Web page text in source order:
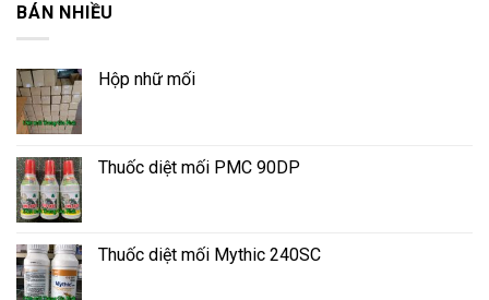
BÁN NHIỀU
Hộp nhữ mối
Thuốc diệt mối PMC 90DP
Thuốc diệt mối Mythic 240SC